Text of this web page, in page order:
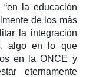
la educación
de los más
la integración
algo en lo que
en la ONCE y
eternamente